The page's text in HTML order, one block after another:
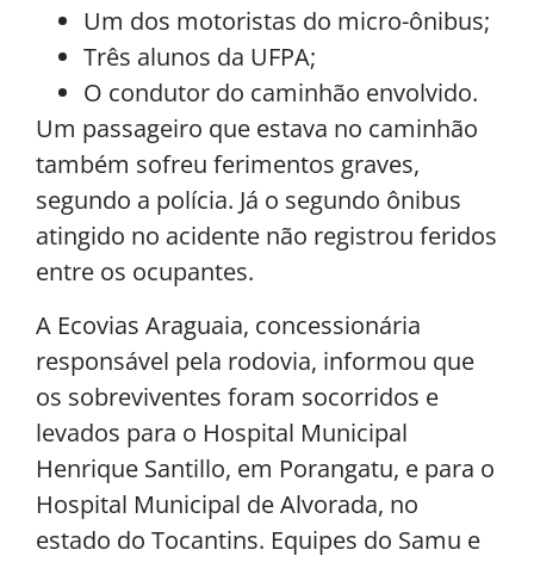
Um dos motoristas do micro-ônibus;
Três alunos da UFPA;
O condutor do caminhão envolvido.
Um passageiro que estava no caminhão
também sofreu ferimentos graves,
segundo a polícia. Já o segundo ônibus
atingido no acidente não registrou feridos
entre os ocupantes.
A Ecovias Araguaia, concessionária
responsável pela rodovia, informou que
os sobreviventes foram socorridos e
levados para o Hospital Municipal
Henrique Santillo, em Porangatu, e para o
Hospital Municipal de Alvorada, no
estado do Tocantins. Equipes do Samu e